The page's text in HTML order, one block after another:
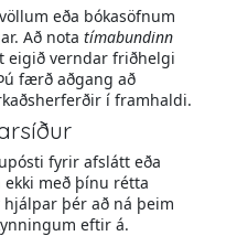
eða bókasöfnum
Að nota tímabundinn
eigið verndar friðhelgi
færð aðgang að
í framhaldi.
fyrir afslátt eða
ekki með þínu rétta
hjálpar þér að ná þeim
eftir á.